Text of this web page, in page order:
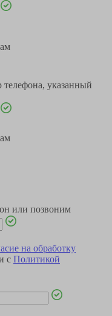
телефона, указанный
или позвоним
на обработку
с Политикой